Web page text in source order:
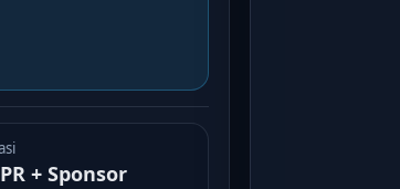
+ Sponsor